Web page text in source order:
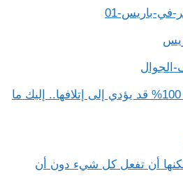
شحن بطارية هاتفك 100% قد يؤدي إلى إتلافها.. إليك ما
أن تفعل كل شيء دون أن